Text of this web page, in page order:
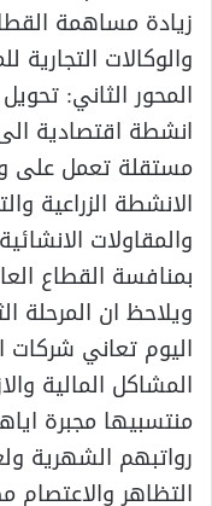
زيادة مساهمة
والوكالات
المحور الثاني:
انشطة اقتصادية
مستقلة تعمل على
الانشطة الزراعية
والمقاولات
بمنافسة القطاع
ويلاحظ ان المرحلة
اليوم تعاني شركات
المشاكل المالية
منتسبيها مجبرة
رواتبهم الشهرية
التظاهر